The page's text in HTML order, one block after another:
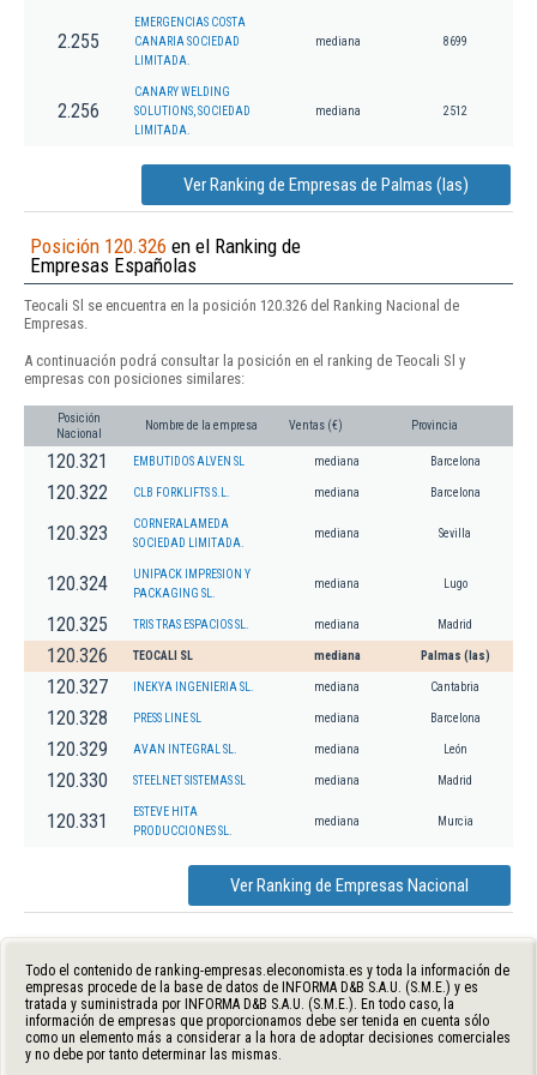
2.255
EMERGENCIAS COSTA
CANARIA SOCIEDAD
LIMITADA.
mediana 8699
2.256
CANARY WELDING
SOLUTIONS, SOCIEDAD
LIMITADA.
mediana 2512
Ver Ranking de Empresas de Palmas (las)
Posición 120.326 en el Ranking de
Empresas Españolas
Teocali Sl se encuentra en la posición 120.326 del Ranking Nacional de
Empresas.
A continuación podrá consultar la posición en el ranking de Teocali Sl y
empresas con posiciones similares:
Posición
Nacional
Nombre de la empresa Ventas (€) Provincia
120.321 EMBUTIDOS ALVEN SL mediana Barcelona
120.322 CLB FORKLIFTS S.L. mediana Barcelona
120.323
CORNERALAMEDA
SOCIEDAD LIMITADA.
mediana Sevilla
120.324
UNIPACK IMPRESION Y
PACKAGING SL.
mediana Lugo
120.325 TRIS TRAS ESPACIOS SL. mediana Madrid
120.326 TEOCALI SL mediana Palmas (las)
120.327 INEKYA INGENIERIA SL. mediana Cantabria
120.328 PRESS LINE SL mediana Barcelona
120.329 AVAN INTEGRAL SL. mediana León
120.330 STEELNET SISTEMAS SL mediana Madrid
120.331
ESTEVE HITA
PRODUCCIONES SL.
mediana Murcia
Ver Ranking de Empresas Nacional
Todo el contenido de ranking-empresas.eleconomista.es y toda la información de
empresas procede de la base de datos de INFORMA D&B S.A.U. (S.M.E.) y es
tratada y suministrada por INFORMA D&B S.A.U. (S.M.E.). En todo caso, la
información de empresas que proporcionamos debe ser tenida en cuenta sólo
como un elemento más a considerar a la hora de adoptar decisiones comerciales
y no debe por tanto determinar las mismas.